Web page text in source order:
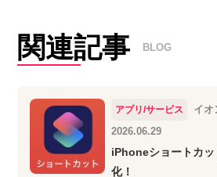
関連記事 BLOG
アプリ/サービス
イオ
2026.06.29
iPhoneショートカ
化！